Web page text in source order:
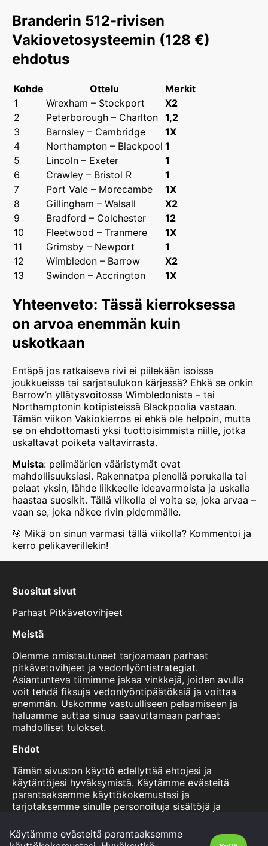
Branderin 512-rivisen
Vakiovetosysteemin (128 €)
ehdotus
Kohde Ottelu
Merkit
1
Wrexham – Stockport
X2
2
Peterborough – Charlton 1,2
3
Barnsley – Cambridge
1X
4
Northampton – Blackpool 1
5
Lincoln – Exeter
1
6
Crawley – Bristol R
1
7
Port Vale – Morecambe
1X
8
Gillingham – Walsall
X2
9
Bradford – Colchester
12
10
Fleetwood – Tranmere
1X
11
Grimsby – Newport
1
12
Wimbledon – Barrow
X2
13
Swindon – Accrington 1X
Yhteenveto: Tässä kierroksessa
on arvoa enemmän kuin
uskotkaan
Entäpä jos ratkaiseva rivi ei piilekään isoissa
joukkueissa tai sarjataulukon kärjessä? Ehkä se onkin
Barrow’n yllätysvoitossa Wimbledonista – tai
Northamptonin kotipisteissä Blackpoolia vastaan.
Tämän viikon Vakiokierros ei ehkä ole helpoin, mutta
se on ehdottomasti yksi tuottoisimmista niille, jotka
uskaltavat poiketa valtavirrasta.
Muista: pelimäärien vääristymät ovat
mahdollisuuksiasi. Rakennatpa pienellä porukalla tai
pelaat yksin, lähde liikkeelle ideavarmoista ja uskalla
haastaa suosikit. Tällä viikolla ei voita se, joka arvaa –
vaan se, joka näkee rivin pidemmälle.
🎯 Mikä on sinun varmasi tällä viikolla? Kommentoi ja
kerro pelikaverillekin!
Suositut sivut
Parhaat Pitkävetovihjeet
Meistä
Olemme omistautuneet tarjoamaan parhaat
pitkävetovihjeet ja vedonlyöntistrategiat.
Asiantunteva tiimimme jakaa vinkkejä, joiden avulla
voit tehdä fiksuja vedonlyöntipäätöksiä ja voittaa
enemmän. Uskomme vastuulliseen pelaamiseen ja
haluamme auttaa sinua saavuttamaan parhaat
mahdolliset tulokset.
Ehdot
Tämän sivuston käyttö edellyttää ehtojesi ja
käytäntöjesi hyväksymistä. Käytämme evästeitä
parantaaksemme käyttökokemustasi ja
tarjotaksemme sinulle personoituja sisältöjä ja
evästekäytännöistämme tältä sivulta. Käyttämällä
sivustoamme hyväksyt nämä ehdot.
Käytämme evästeitä parantaaksemme